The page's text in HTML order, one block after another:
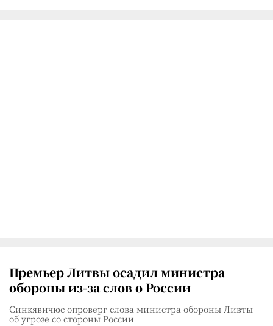
Премьер Литвы осадил министра
обороны из-за слов о России
Синкявичюс опроверг слова министра обороны Ливты
об угрозе со стороны России